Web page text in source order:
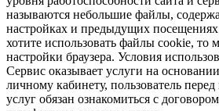
называются небольшие файлы,
настройках и предыдущих
хотите использовать файлы cookie, то
настройки браузера. Условия
Сервис оказывает услуги на
личному кабинету, пользователь
услуг обязан ознакомиться с